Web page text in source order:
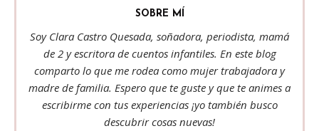
SOBRE MÍ
Soy Clara Castro Quesada, soñadora, periodista, mamá
de 2 y escritora de cuentos infantiles. En este blog
comparto lo que me rodea como mujer trabajadora y
madre de familia. Espero que te guste y que te animes a
escribirme con tus experiencias ¡yo también busco
descubrir cosas nuevas!